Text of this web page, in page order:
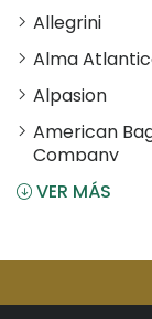
Allegrini
Alma
Alpasion
American
Company
Angostura
Aperol
Arcos
VER MÁS